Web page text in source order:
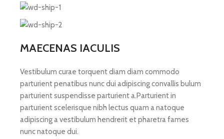
MAECENAS IACULIS
Vestibulum curae torquent diam diam commodo
parturient penatibus nunc dui adipiscing convallis bulum
parturient suspendisse parturient a.Parturient in
parturient scelerisque nibh lectus quam a natoque
adipiscing a vestibulum hendrerit et pharetra fames
nunc natoque dui.